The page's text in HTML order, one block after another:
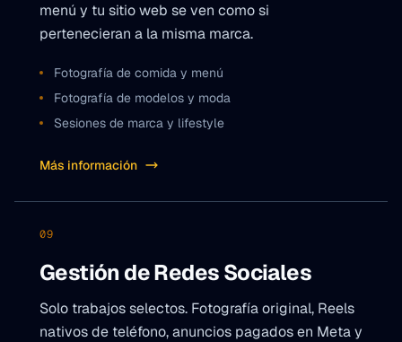
menú y tu sitio web se ven como si
pertenecieran a la misma marca.
Fotografía de comida y menú
Fotografía de modelos y moda
Sesiones de marca y lifestyle
Más información
09
Gestión de Redes Sociales
Solo trabajos selectos. Fotografía original, Reels
nativos de teléfono, anuncios pagados en Meta y